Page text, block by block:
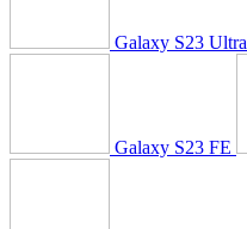
Galaxy S23 Ultra
Galaxy S23 FE